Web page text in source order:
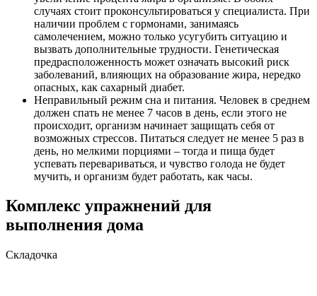
случаях стоит проконсультироваться у специалиста. При
наличии проблем с гормонами, занимаясь
самолечением, можно только усугубить ситуацию и
вызвать дополнительные трудности. Генетическая
предрасположенность может означать высокий риск
заболеваний, влияющих на образование жира, нередко
опасных, как сахарный диабет.
Неправильный режим сна и питания. Человек в среднем
должен спать не менее 7 часов в день, если этого не
происходит, организм начинает защищать себя от
возможных стрессов. Питаться следует не менее 5 раз в
день, но мелкими порциями – тогда и пища будет
успевать перевариваться, и чувство голода не будет
мучить, и организм будет работать, как часы.
Комплекс упражнений для
выполнения дома
Складочка